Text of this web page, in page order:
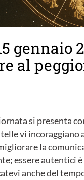
gennaio
al
si presenta
vi incoraggiano
la
essere autentici
anche del